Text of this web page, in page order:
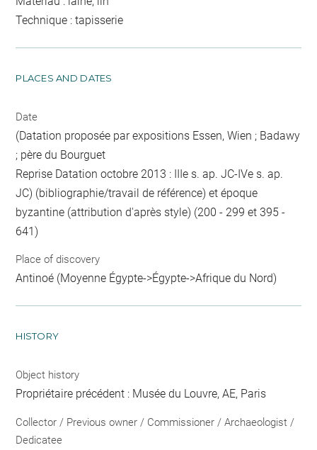
Technique : tapisserie
PLACES AND DATES
Date
(Datation proposée par expositions Essen, Wien ; Badawy
; père du Bourguet
Reprise Datation octobre 2013 : IIIe s. ap. JC-IVe s. ap.
JC) (bibliographie/travail de référence) et époque
byzantine (attribution d'après style) (200 - 299 et 395 -
641)
Place of discovery
Antinoé (Moyenne Égypte->Égypte->Afrique du Nord)
HISTORY
Object history
Propriétaire précédent : Musée du Louvre, AE, Paris
Collector / Previous owner / Commissioner / Archaeologist /
Dedicatee